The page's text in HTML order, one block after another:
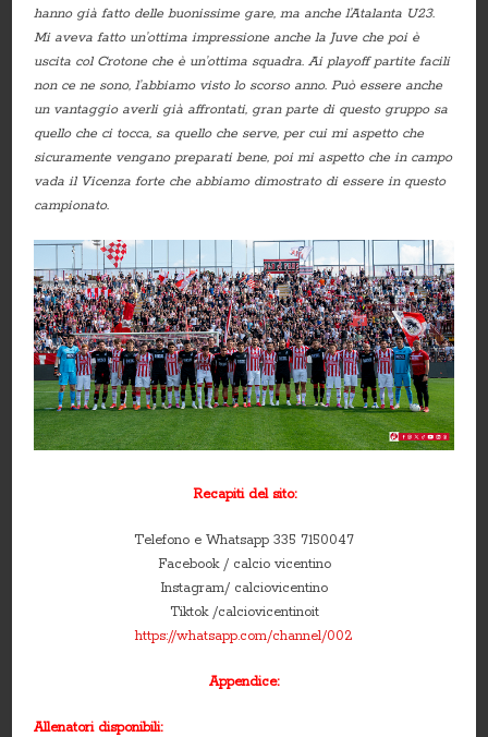
hanno già fatto delle buonissime gare, ma anche l’Atalanta U23.
Mi aveva fatto un’ottima impressione anche la Juve che poi è
uscita col Crotone che è un’ottima squadra. Ai playoff partite facili
non ce ne sono, l’abbiamo visto lo scorso anno. Può essere anche
un vantaggio averli già affrontati, gran parte di questo gruppo sa
quello che ci tocca, sa quello che serve, per cui mi aspetto che
sicuramente vengano preparati bene, poi mi aspetto che in campo
vada il Vicenza forte che abbiamo dimostrato di essere in questo
campionato.
Recapiti del sito:
Telefono e Whatsapp 335 7150047
Facebook / calcio vicentino
Instagram/ calciovicentino
Tiktok /calciovicentinoit
https://whatsapp.com/channel/002
Appendice:
Allenatori disponibili: